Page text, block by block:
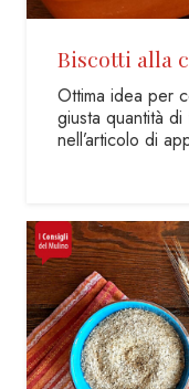
Biscotti alla
Ottima idea per
giusta quantità
nell’articolo di